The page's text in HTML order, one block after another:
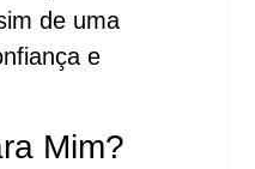
de uma
e
Mim?